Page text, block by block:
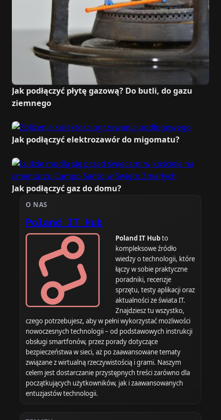
Jak podłączyć płytę gazową? Do butli, do gazu
ziemnego
Jak podłączyć elektrozawór do migomatu?
Jak podłączyć gaz do domu?
O NAS
Poland IT Hub
Poland IT Hubto
kompleksowe źródło
wiedzy o technologii, które
łączy w sobie praktyczne
poradniki, recenzje
sprzętu, testy aplikacji oraz
aktualności ze świata IT.
Znajdziesz tu wszystko,
czego potrzebujesz, aby w pełni wykorzystać możliwości
nowoczesnych technologii – od podstawowych instrukcji
obsługi smartfonów, przez porady dotyczące
bezpieczeństwa w sieci, aż po zaawansowane tematy
związane z wirtualną rzeczywistością i grami. Naszym
celem jest dostarczanie przystępnych treści zarówno dla
początkujących użytkowników, jak i zaawansowanych
entuzjastów technologii.